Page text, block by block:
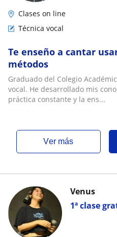
Clases on line
Técnica vocal
Te enseño a cantar
métodos
Graduado del Colegio
vocal. He desarrollado mis
práctica constante y la ens...
ver más
1ª clase
Venus